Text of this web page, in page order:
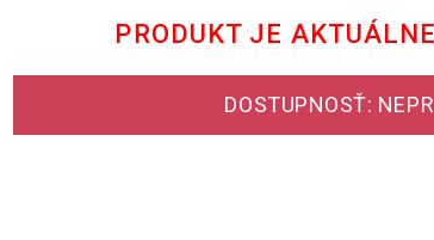
PRODUKT JE
DOSTUPNOSŤ: